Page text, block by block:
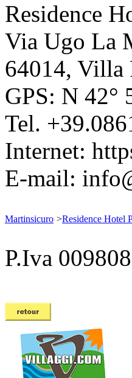
Residence
Via Ugo La
64014, Villa
GPS: N 42°
Tel.
Internet:
E-mail:
Martinsicuro >Residence Hotel
P.Iva